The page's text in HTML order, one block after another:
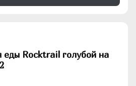
еды Rocktrail голубой на